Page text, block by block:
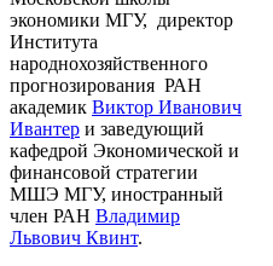
экономики МГУ, директор
Института
народнохозяйственного
прогнозирования РАН
академик Виктор Иванович
Ивантер и заведующий
кафедрой Экономической и
финансовой стратегии
МШЭ МГУ, иностранный
член РАН Владимир
Львович Квинт.